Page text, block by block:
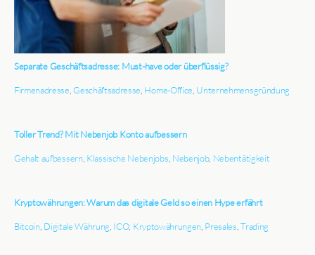
Separate Geschäftsadresse: Must-have oder überflüssig?
Firmenadresse ,Geschäftsadresse Home-Office Unternehmensgründung
Toller Trend? Mit Nebenjob Konto aufbessern
Gehalt aufbessern, Klassische Nebenjobs Nebenjob, Nebentätigkeit
Kryptowährungen: Warum das digitale Geld so einen Hype erfährt
Bitcoin, Digitale Währung ICO, Kryptowährungen Presales ,Trading